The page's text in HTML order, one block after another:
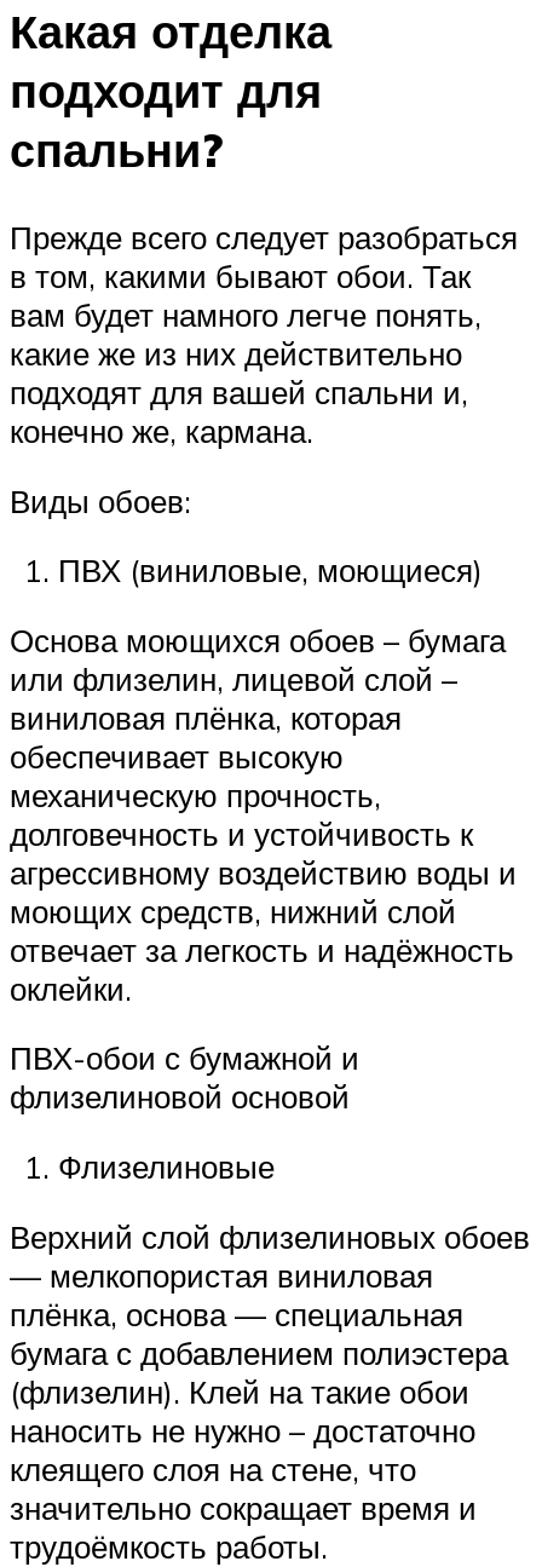
Какая отделка
подходит для
спальни?
Прежде всего следует разобраться
в том, какими бывают обои. Так
вам будет намного легче понять,
какие же из них действительно
подходят для вашей спальни и,
конечно же, кармана.
Виды обоев:
ПВХ (виниловые, моющиеся)
Основа моющихся обоев – бумага
или флизелин, лицевой слой –
виниловая плёнка, которая
обеспечивает высокую
механическую прочность,
долговечность и устойчивость к
агрессивному воздействию воды и
моющих средств, нижний слой
отвечает за легкость и надёжность
оклейки.
ПВХ-обои с бумажной и
флизелиновой основой
Флизелиновые
Верхний слой флизелиновых обоев
— мелкопористая виниловая
плёнка, основа — специальная
бумага с добавлением полиэстера
(флизелин). Клей на такие обои
наносить не нужно – достаточно
клеящего слоя на стене, что
значительно сокращает время и
трудоёмкость работы.